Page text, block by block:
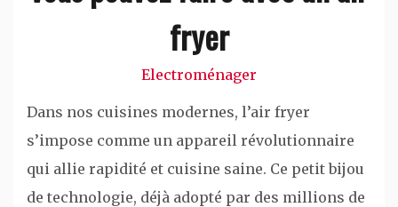
fryer
Electroménager
Dans nos cuisines modernes, l’air fryer
s’impose comme un appareil révolutionnaire
qui allie rapidité et cuisine saine. Ce petit bijou
de technologie, déjà adopté par des millions de